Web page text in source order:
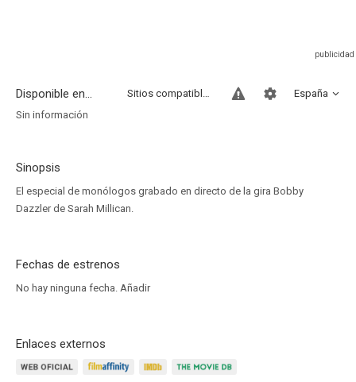
Disponible en... España
Sitios compatibles
Sin información
Sinopsis
El especial de monólogos grabado en directo de la gira Bobby
Dazzler de Sarah Millican.
Fechas de estrenos
No hay ninguna fecha. Añadir
Enlaces externos